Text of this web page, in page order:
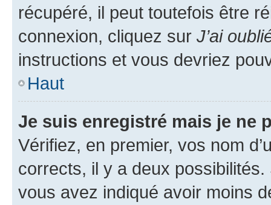
récupéré, il peut toutefois être
connexion, cliquez sur J’ai
instructions et vous devriez
Haut
Je suis enregistré mais je ne
Vérifiez, en premier, vos nom
corrects, il y a deux
vous avez indiqué avoir moins